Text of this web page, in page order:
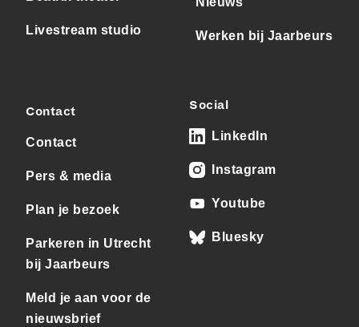
Livestream studio Werken bij Jaarbeurs
Contact
Contact
Pers & media
Plan je bezoek
Parkeren in Utrecht
bij Jaarbeurs
Meld je aan voor de
nieuwsbrief
Social
LinkedIn
Instagram
Youtube
Bluesky